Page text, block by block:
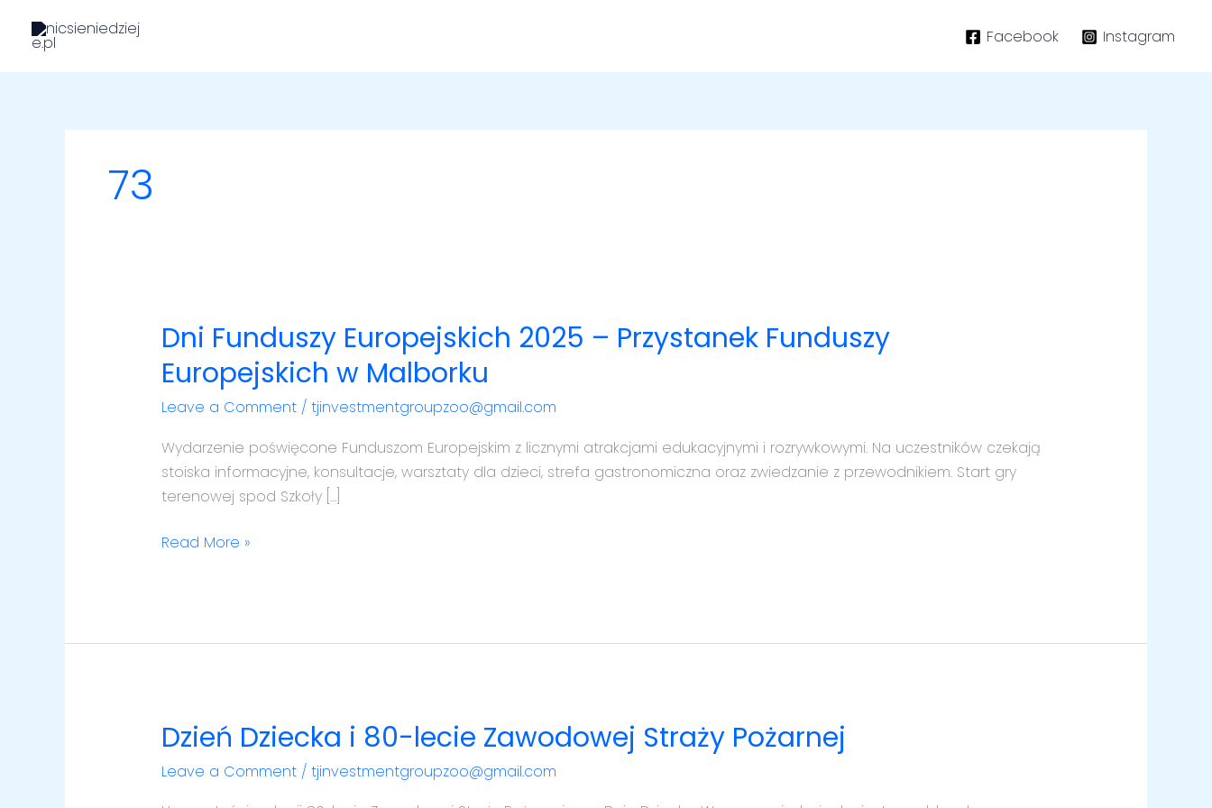
Facebook Instagram
73
Dni Funduszy Europejskich 2025 – Przystanek Funduszy
Europejskich w Malborku
Leave a Comment / tjinvestmentgroupzoo@gmail.com
Wydarzenie poświęcone Funduszom Europejskim z licznymi atrakcjami edukacyjnymi i rozrywkowymi. Na uczestników czekają
stoiska informacyjne, konsultacje, warsztaty dla dzieci, strefa gastronomiczna oraz zwiedzanie z przewodnikiem. Start gry
terenowej spod Szkoły […]
Dni
Europejskich
2025
Przystanek
Funduszy
Europejskich
Malborku
Read More »
Dzień Dziecka i 80-lecie Zawodowej Straży Pożarnej
Leave a Comment / tjinvestmentgroupzoo@gmail.com
Dzień
i